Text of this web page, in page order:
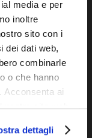
media e per
inoltre
sito con i
dei dati web,
combinarle
o che hanno
Acconsenta ai
nostro sito web.
dettagli
alcuni
di